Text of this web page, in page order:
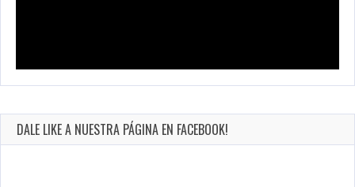
DALE LIKE A NUESTRA PÁGINA EN FACEBOOK!